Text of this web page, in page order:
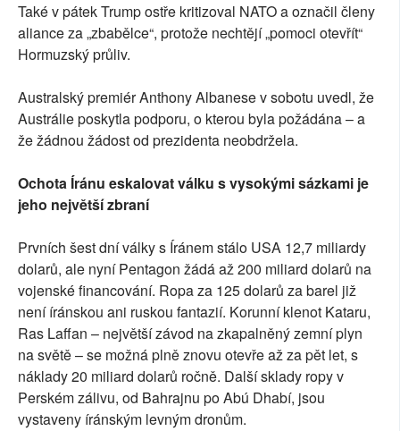
Také v pátek Trump ostře kritizoval NATO a označil členy
aliance za „zbabělce“, protože nechtějí „pomoci otevřít“
Hormuzský průliv.
Australský premiér Anthony Albanese v sobotu uvedl, že
Austrálie poskytla podporu, o kterou byla požádána – a
že žádnou žádost od prezidenta neobdržela.
Ochota Íránu eskalovat válku s vysokými sázkami je
jeho největší zbraní
Prvních šest dní války s Íránem stálo USA 12,7 miliardy
dolarů, ale nyní Pentagon žádá až 200 miliard dolarů na
vojenské financování. Ropa za 125 dolarů za barel již
není íránskou ani ruskou fantazií. Korunní klenot Kataru,
Ras Laffan – největší závod na zkapalněný zemní plyn
na světě – se možná plně znovu otevře až za pět let, s
náklady 20 miliard dolarů ročně. Další sklady ropy v
Perském zálivu, od Bahrajnu po Abú Dhabí, jsou
vystaveny íránským levným dronům.